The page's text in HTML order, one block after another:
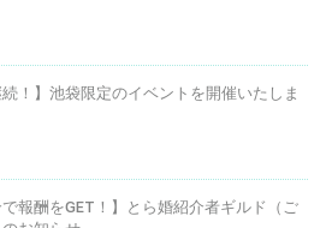
続！】池袋限定のイベントを開催いたしま
で報酬をGET！】とら婚紹介者ギルド（ご